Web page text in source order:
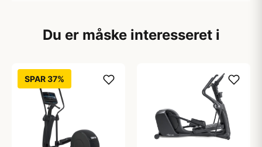
Du er måske interesseret i
SPAR 37%